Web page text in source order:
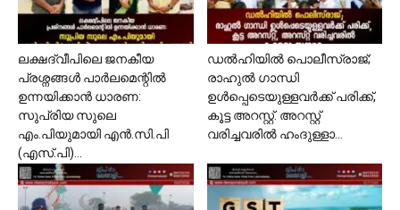
ലക്ഷദ്വീപിലെ ജനകീയ
പ്രശ്നങ്ങൾ പാർലമെന്റിൽ
ഉന്നയിക്കാൻ ധാരണ:
സുപ്രിയ സുലെ
എം.പിയുമായി എൻ.സി.പി
(എസ്.പി)...
ഡൽഹിയിൽ പൊലീസ്‍രാജ്;
രാഹുൽ ഗാന്ധി
ഉൾപ്പെടെയുള്ളവർക്ക് പരിക്ക്,
കൂട്ട അറസ്റ്റ്. അറസ്റ്റ്
വരിച്ചവരിൽ ഹംദുള്ളാ...